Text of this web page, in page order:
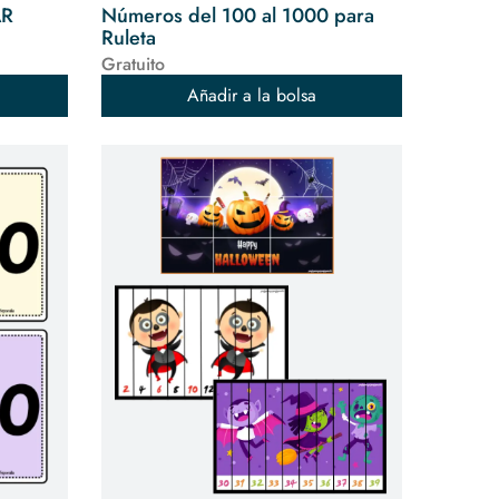
Números del 100 al 1000 para
Ruleta
Gratuito
Añadir a la bolsa